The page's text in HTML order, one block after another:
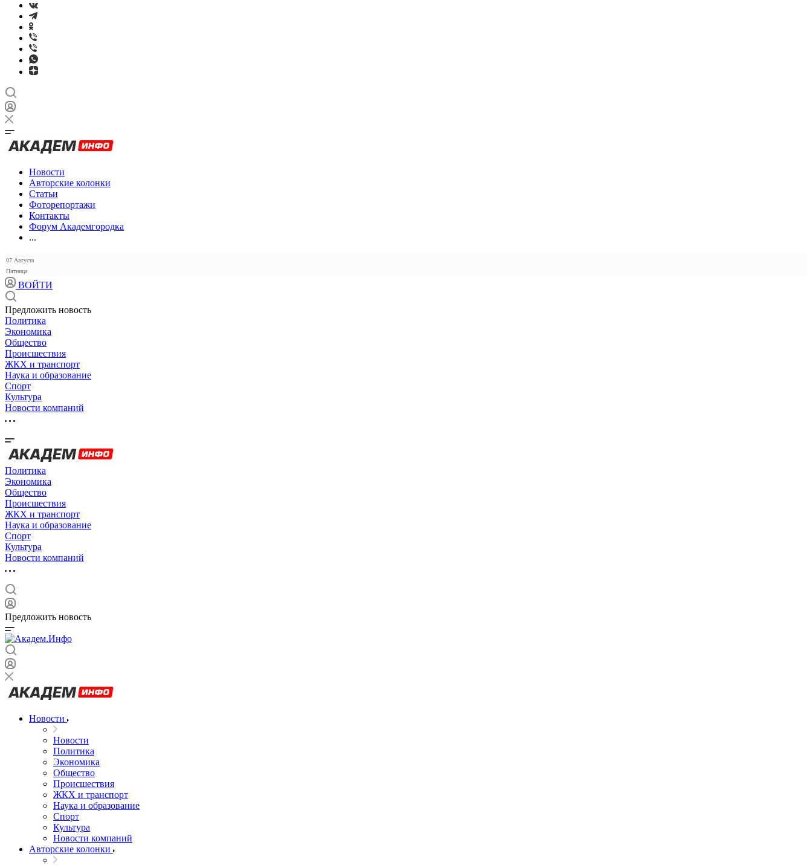
Новости
Авторские колонки
Статьи
Фоторепортажи
Контакты
Форум Академгородка
...
07 Августа
Пятница
ВОЙТИ
Предложить новость
Политика
Экономика
Общество
Происшествия
ЖКХ и транспорт
Наука и образование
Спорт
Культура
Новости компаний
Политика
Экономика
Общество
Происшествия
ЖКХ и транспорт
Наука и образование
Спорт
Культура
Новости компаний
Предложить новость
Новости
Новости
Политика
Экономика
Общество
Происшествия
ЖКХ и транспорт
Наука и образование
Спорт
Культура
Новости компаний
Авторские колонки